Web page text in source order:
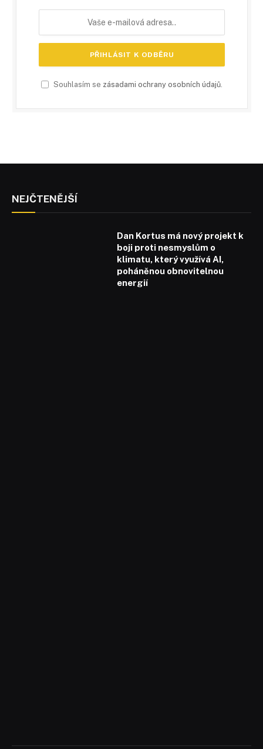
Souhlasím se zásadami ochrany osobních údajů.
NEJČTENĚJŠÍ
Dan Kortus má nový projekt k
boji proti nesmyslům o
klimatu, který využívá AI,
poháněnou obnovitelnou
energií